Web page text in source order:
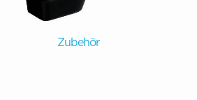
Zubehör